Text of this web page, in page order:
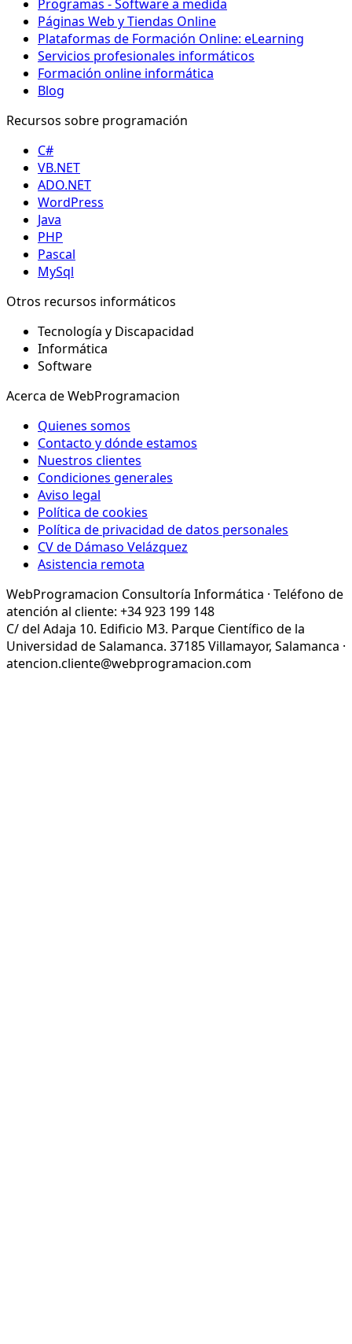
Programas - Software a medida
Páginas Web y Tiendas Online
Plataformas de Formación Online: eLearning
Servicios profesionales informáticos
Formación online informática
Blog
Recursos sobre programación
C#
VB.NET
ADO.NET
WordPress
Java
PHP
Pascal
MySql
Otros recursos informáticos
Tecnología y Discapacidad
Informática
Software
Acerca de WebProgramacion
Quienes somos
Contacto y dónde estamos
Nuestros clientes
Condiciones generales
Aviso legal
Política de cookies
Política de privacidad de datos personales
CV de Dámaso Velázquez
Asistencia remota
WebProgramacion Consultoría Informática · Teléfono de
atención al cliente: +34 923 199 148
C/ del Adaja 10. Edificio M3. Parque Científico de la
Universidad de Salamanca. 37185 Villamayor, Salamanca ·
atencion.cliente@webprogramacion.com